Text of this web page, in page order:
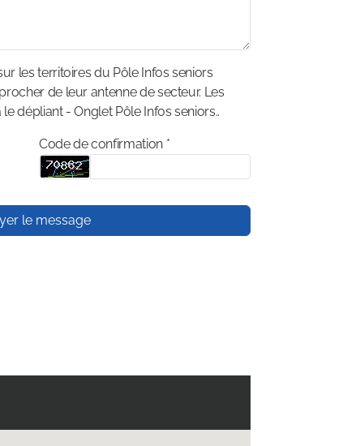
les territoires du Pôle Infos seniors
de leur antenne de secteur. Les
dépliant - Onglet Pôle Infos seniors..
Code de confirmation *
le message